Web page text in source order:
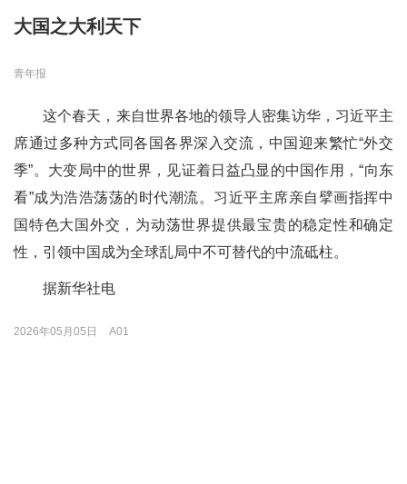
大国之大利天下
青年报
这个春天，来自世界各地的领导人密集访华，习近平主
席通过多种方式同各国各界深入交流，中国迎来繁忙“外交
季”。大变局中的世界，见证着日益凸显的中国作用，“向东
看”成为浩浩荡荡的时代潮流。习近平主席亲自擘画指挥中
国特色大国外交，为动荡世界提供最宝贵的稳定性和确定
性，引领中国成为全球乱局中不可替代的中流砥柱。
据新华社电
2026年05月05日 A01